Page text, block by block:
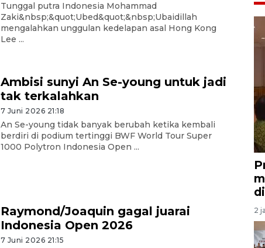
Tunggal putra Indonesia Mohammad
Zaki&nbsp;&quot;Ubed&quot;&nbsp;Ubaidillah
mengalahkan unggulan kedelapan asal Hong Kong
Lee ...
Ambisi sunyi An Se-young untuk jadi
tak terkalahkan
7 Juni 2026 21:18
An Se-young tidak banyak berubah ketika kembali
berdiri di podium tertinggi BWF World Tour Super
1000 Polytron Indonesia Open ...
Raymond/Joaquin gagal juarai
Indonesia Open 2026
7 Juni 2026 21:15
2